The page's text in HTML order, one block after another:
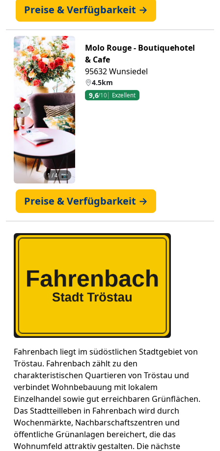
Preise & Verfügbarkeit →
Zurück Weiter
1/ 4 📷
Molo Rouge - Boutiquehotel
& Cafe
95632 Wunsiedel
4.5km
9,6/10 Exzellent
Preise & Verfügbarkeit →
Fahrenbach liegt im südöstlichen Stadtgebiet von
Tröstau. Fahrenbach zählt zu den
charakteristischen Quartieren von Tröstau und
verbindet Wohnbebauung mit lokalem
Einzelhandel sowie gut erreichbaren Grünflächen.
Das Stadtteilleben in Fahrenbach wird durch
Wochenmärkte, Nachbarschaftszentren und
öffentliche Grünanlagen bereichert, die das
Wohnumfeld attraktiv gestalten. Die nächste